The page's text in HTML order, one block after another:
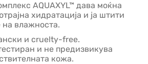
AQUAXYL™ дава моќна
хидратација и ја штити
влажноста.
и cruelty-free.
и не предизвикува
кожа.